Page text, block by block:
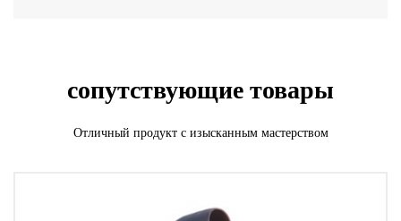
сопутствующие товары
Отличный продукт с изысканным мастерством